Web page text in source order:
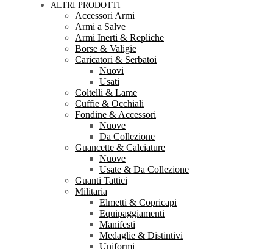
ALTRI PRODOTTI
Accessori Armi
Armi a Salve
Armi Inerti & Repliche
Borse & Valigie
Caricatori & Serbatoi
Nuovi
Usati
Coltelli & Lame
Cuffie & Occhiali
Fondine & Accessori
Nuove
Da Collezione
Guancette & Calciature
Nuove
Usate & Da Collezione
Guanti Tattici
Militaria
Elmetti & Copricapi
Equipaggiamenti
Manifesti
Medaglie & Distintivi
Uniformi